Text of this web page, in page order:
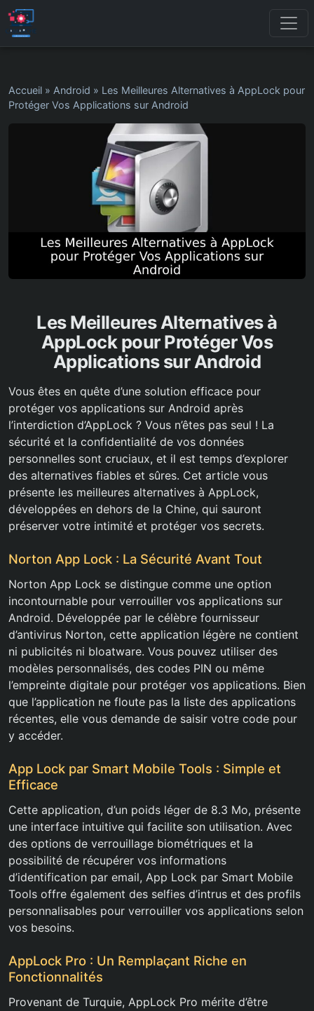
Accueil » Android » Les Meilleures Alternatives à AppLock pour
Protéger Vos Applications sur Android
Les Meilleures Alternatives à
AppLock pour Protéger Vos
Applications sur Android
Vous êtes en quête d’une solution efficace pour
protéger vos applications sur Android après
l’interdiction d’AppLock ? Vous n’êtes pas seul ! La
sécurité et la confidentialité de vos données
personnelles sont cruciaux, et il est temps d’explorer
des alternatives fiables et sûres. Cet article vous
présente les meilleures alternatives à AppLock,
développées en dehors de la Chine, qui sauront
préserver votre intimité et protéger vos secrets.
Norton App Lock : La Sécurité Avant Tout
Norton App Lock se distingue comme une option
incontournable pour verrouiller vos applications sur
Android. Développée par le célèbre fournisseur
d’antivirus Norton, cette application légère ne contient
ni publicités ni bloatware. Vous pouvez utiliser des
modèles personnalisés, des codes PIN ou même
l’empreinte digitale pour protéger vos applications. Bien
que l’application ne floute pas la liste des applications
récentes, elle vous demande de saisir votre code pour
y accéder.
App Lock par Smart Mobile Tools : Simple et
Efficace
Cette application, d’un poids léger de 8.3 Mo, présente
une interface intuitive qui facilite son utilisation. Avec
des options de verrouillage biométriques et la
possibilité de récupérer vos informations
d’identification par email, App Lock par Smart Mobile
Tools offre également des selfies d’intrus et des profils
personnalisables pour verrouiller vos applications selon
vos besoins.
AppLock Pro : Un Remplaçant Riche en
Fonctionnalités
Provenant de Turquie, AppLock Pro mérite d’être